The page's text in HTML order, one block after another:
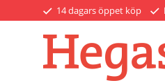
14 dagars öppet köp